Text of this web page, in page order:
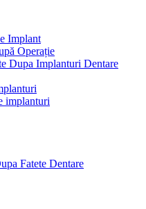
Implant
Operație
Dupa Implanturi Dentare
implanturi
Fatete Dentare